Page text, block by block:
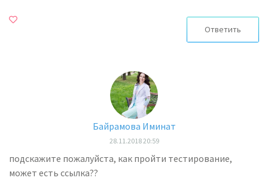
Ответить
Байрамова Иминат
28.11.2018 20:59
подскажите пожалуйста, как пройти тестирование,
может есть ссылка??